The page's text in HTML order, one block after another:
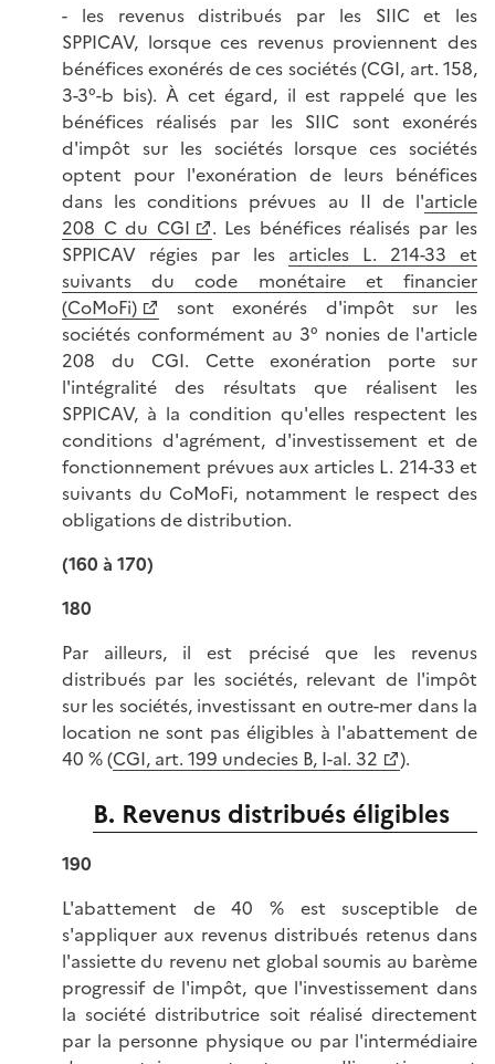
- les revenus distribués par les SIIC et les
SPPICAV, lorsque ces revenus proviennent des
bénéfices exonérés de ces sociétés (CGI, art. 158,
3-3°-b bis). À cet égard, il est rappelé que les
bénéfices réalisés par les SIIC sont exonérés
d'impôt sur les sociétés lorsque ces sociétés
optent pour l'exonération de leurs bénéfices
dans les conditions prévues au II de l'article
208 C du CGI
. Les bénéfices réalisés par les
SPPICAV régies par les articles L. 214-33 et
suivants du code monétaire et financier
(CoMoFi)
sont exonérés d'impôt sur les
sociétés conformément au 3° nonies de l'article
208 du CGI. Cette exonération porte sur
l'intégralité des résultats que réalisent les
SPPICAV, à la condition qu'elles respectent les
conditions d'agrément, d'investissement et de
fonctionnement prévues aux articles L. 214-33 et
suivants du CoMoFi, notamment le respect des
obligations de distribution.
(160 à 170)
180
Par ailleurs, il est précisé que les revenus
distribués par les sociétés, relevant de l'impôt
sur les sociétés, investissant en outre-mer dans la
location ne sont pas éligibles à l'abattement de
40 % (CGI, art. 199 undecies B, I-al. 32 ).
B. Revenus distribués éligibles
190
L'abattement de 40 % est susceptible de
s'appliquer aux revenus distribués retenus dans
l'assiette du revenu net global soumis au barème
progressif de l'impôt, que l'investissement dans
la société distributrice soit réalisé directement
par la personne physique ou par l'intermédiaire